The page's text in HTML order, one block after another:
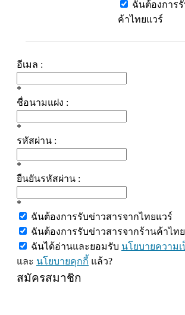
ฉันต้องการ
ค้าไทยแวร์
อีเมล :
*
ชื่อนามแฝง :
*
รหัสผ่าน :
*
ยืนยันรหัสผ่าน :
*
ฉันต้องการรับข่าวสารจากไทยแวร์
ฉันต้องการรับข่าวสารจากร้านค้าไท
ฉันได้อ่านและยอมรับ นโยบายความ
และ นโยบายคุกกี้ แล้ว?
สมัครสมาชิก